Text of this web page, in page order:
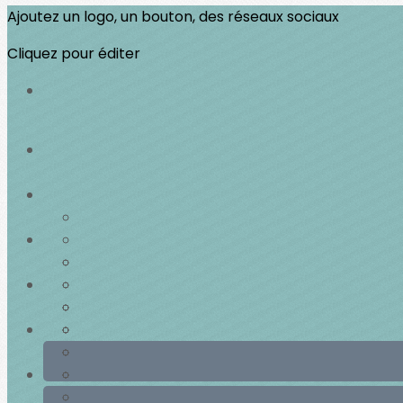
Ajoutez un logo, un bouton, des réseaux sociaux
Cliquez pour éditer